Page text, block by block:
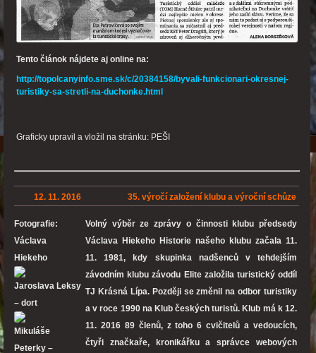
Tento článok nájdete aj online na:
http://topolcanyinfo.sme.sk/c/20384158/byvali-funkcionari-okresnej-
turistiky-sa-stretli-na-duchonke.html
Graficky upravil a vložil na stránku: PEŠI
12. 11. 2016 35. výročí založení klubu a výroční schůze
Fotografie:
Václava
Hiekeho
Jaroslava Leksy
– dort
Mikuláše
Peterky –
Volný výběr ze zprávy o činnosti klubu předsedy
Václava Hiekeho Historie našeho klubu začala 11.
11. 1981, kdy skupinka nadšenců v tehdejším
závodním klubu závodu Elite založila turistický oddíl
TJ Krásná Lípa. Později se změnil na odbor turistiky
a v roce 1990 na Klub českých turistů. Klub má k 12.
11. 2016 89 členů, z toho 6 cvičitelů a vedoucích,
čtyři značkaře, kronikářku a správce webových